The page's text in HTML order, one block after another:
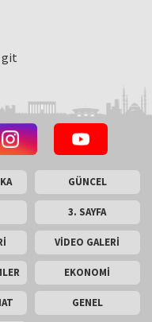
git
GÜNCEL
3. SAYFA
VİDEO GALERİ
EKONOMİ
GENEL